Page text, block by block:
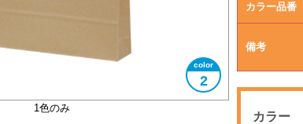
1色のみ
2
カラー品番
備考
カラー